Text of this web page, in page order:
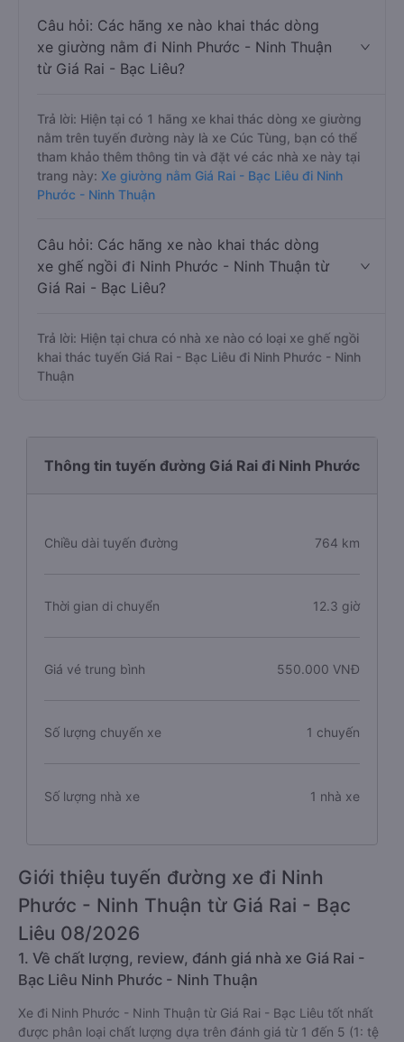
Câu hỏi: Các hãng xe nào khai thác dòng
xe giường nằm đi Ninh Phước - Ninh Thuận
từ Giá Rai - Bạc Liêu?
Trả lời: Hiện tại có 1 hãng xe khai thác dòng xe giường
nằm trên tuyến đường này là xe Cúc Tùng, bạn có thể
tham khảo thêm thông tin và đặt vé các nhà xe này tại
trang này: Xe giường nằm Giá Rai - Bạc Liêu đi Ninh
Phước - Ninh Thuận
Câu hỏi: Các hãng xe nào khai thác dòng
xe ghế ngồi đi Ninh Phước - Ninh Thuận từ
Giá Rai - Bạc Liêu?
Trả lời: Hiện tại chưa có nhà xe nào có loại xe ghế ngồi
khai thác tuyến Giá Rai - Bạc Liêu đi Ninh Phước - Ninh
Thuận
Thông tin tuyến đường Giá Rai đi Ninh Phước
Chiều dài tuyến đường 764 km
Thời gian di chuyển 12.3 giờ
Giá vé trung bình 550.000 VNĐ
Số lượng chuyến xe 1 chuyến
Số lượng nhà xe 1 nhà xe
Giới thiệu tuyến đường xe đi Ninh
Phước - Ninh Thuận từ Giá Rai - Bạc
Liêu 08/2026
1. Về chất lượng, review, đánh giá nhà xe Giá Rai -
Bạc Liêu Ninh Phước - Ninh Thuận
Xe đi Ninh Phước - Ninh Thuận từ Giá Rai - Bạc Liêu tốt nhất
được phân loại chất lượng dựa trên đánh giá từ 1 đến 5 (1: tệ